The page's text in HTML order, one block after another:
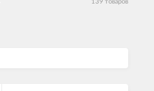
139 товаров